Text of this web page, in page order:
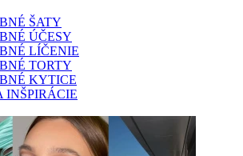
ŠATY
ÚČESY
LÍČENIE
TORTY
KYTICE
INŠPIRÁCIE